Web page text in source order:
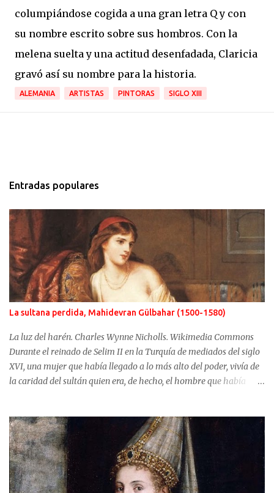
columpiándose cogida a una gran letra Q y con
su nombre escrito sobre sus hombros. Con la
melena suelta y una actitud desenfadada, Claricia
gravó así su nombre para la historia.
ALEMANIA ARTISTAS PINTORAS SIGLO XIII
Entradas populares
La sultana perdida, Mahidevran Gülbahar (1500-1580)
La luz del harén. Charles Wynne Nicholls. Wikimedia Commons
Durante el reinado de Selim II en la Turquía de mediados del siglo
XVI, una mujer que había llegado a lo más alto del poder, vivía de
la caridad del sultán quien era, de hecho, el hombre que había
fue su madre, la sultana Roxelana, quien después de ganarse el
favor del poderoso Solimán, consiguió que su primera esposa y su
hijo fueran alejados del poder. Mahidevran fue una mujer con
orígenes desconocidos que consiguió ser la reina del harén de una
Turquía que puso en jaque a Europa y terminó sus días desterrada